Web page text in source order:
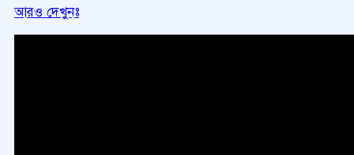
আরও দেখুনঃ